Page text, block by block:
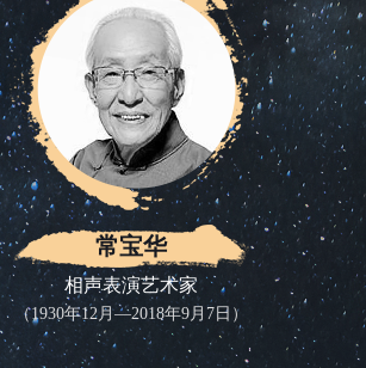
常宝华
相声表演艺术家
（1930年12月—2018年9月7日）